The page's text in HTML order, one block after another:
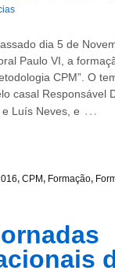
dia 5 de
Paulo VI, a
CPM”. O
casal Responsável
Luís Neves, e …
, CPM, Formação,